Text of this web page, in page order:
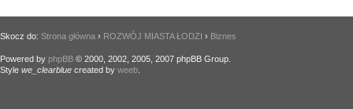
Skocz do: Strona główna › ROZWÓJ MIASTA ŁODZI › Biznes
Powered by phpBB © 2000, 2002, 2005, 2007 phpBB Group.
Style we_clearblue created by weeb